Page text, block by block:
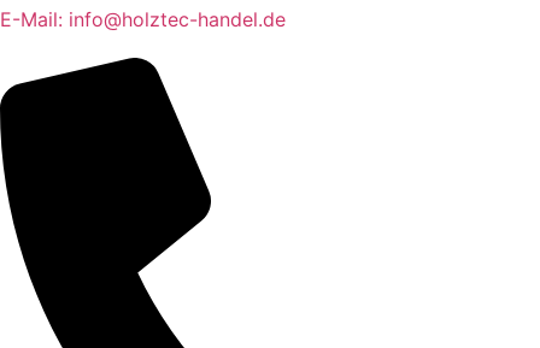
E-Mail: info@holztec-handel.de